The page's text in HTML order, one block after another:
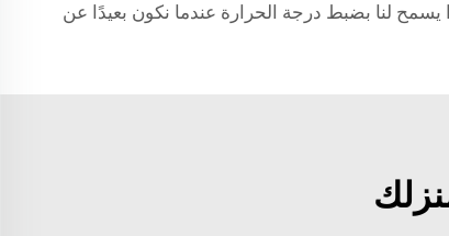
لنا بضبط درجة الحرارة عندما نكون بعيدًا عن